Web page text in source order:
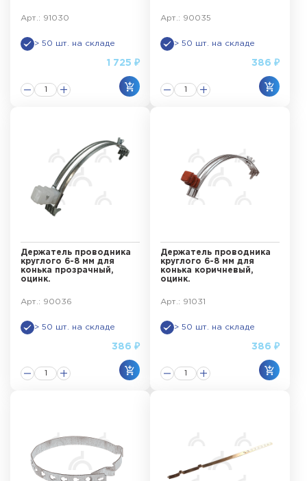
Арт.: 91030
> 50 шт. на складе
1 725 ₽
Арт.: 90035
> 50 шт. на складе
386 ₽
Держатель проводника
круглого 6-8 мм для
конька прозрачный,
оцинк.
Арт.: 90036
> 50 шт. на складе
386 ₽
Держатель проводника
круглого 6-8 мм для
конька коричневый,
оцинк.
Арт.: 91031
> 50 шт. на складе
386 ₽